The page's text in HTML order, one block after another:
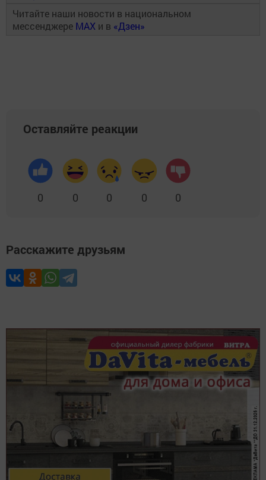
Читайте наши новости в национальном
мессенджере MAX и в «Дзен»
Оставляйте реакции
0 0 0 0 0
Расскажите друзьям